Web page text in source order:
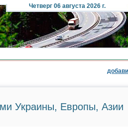
Четверг 06 августа 2026 г.
Украины, Европы, Азии